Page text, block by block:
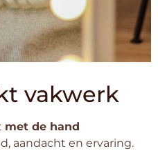
vakwerk
met de hand
aandacht en ervaring.